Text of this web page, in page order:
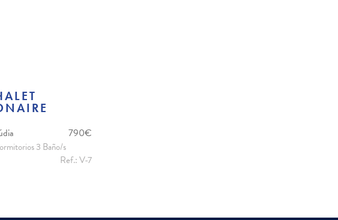
790€
3 Baño/s
Ref.: V-7